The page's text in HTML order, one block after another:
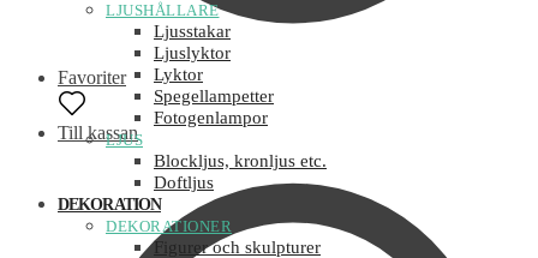
Favoriter
Till kassan
LJUSHÅLLARE
Ljusstakar
Ljuslyktor
Lyktor
Spegellampetter
Fotogenlampor
LJUS
Blockljus, kronljus etc.
Doftljus
DEKORATION
DEKORATIONER
Figurer och skulpturer